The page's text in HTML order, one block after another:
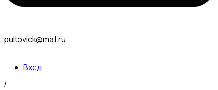
pultovick@mail.ru
Вход
/